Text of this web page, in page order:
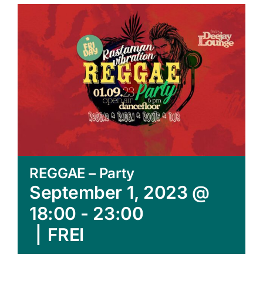
REGGAE – Party
September 1, 2023 @
18:00 - 23:00
FREI